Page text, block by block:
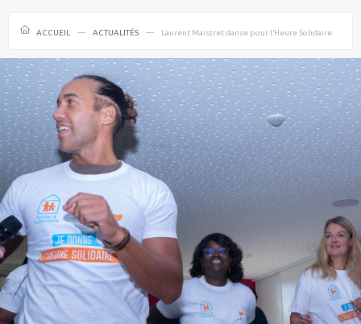
ACCUEIL ACTUALITÉS Laurent Maistret danse pour l’Heure Solidaire